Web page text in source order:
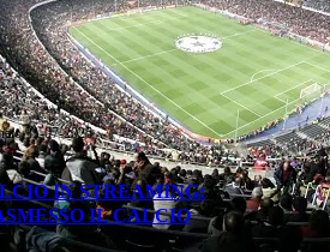
31-07-2025
IN STREAMING:
IL CALCIO